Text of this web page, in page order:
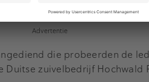
Advertentie
die probeerden de
zuivelbedrijf Hochwald